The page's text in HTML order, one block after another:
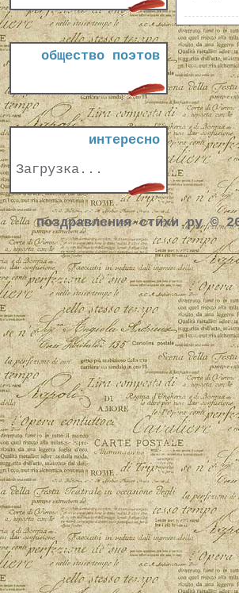
общество поэтов
интересно
Загрузка...
поздравления-стихи.ру ©